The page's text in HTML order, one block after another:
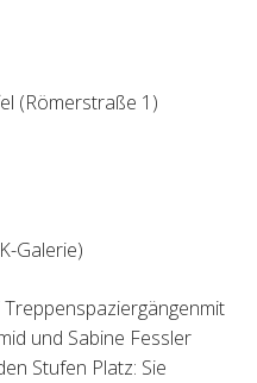
(Römerstraße 1)
Galerie)
und Sabine Fessler
Stufen Platz: Sie